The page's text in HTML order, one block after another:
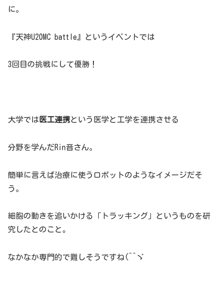
に。
『天神U20MC battle』というイベントでは
3回目の挑戦にして優勝！
大学では 医工連携という医学と工学を連携させる
分野を学んだRin音さん。
簡単に言えば治療に使うロボットのようなイメージだそ
う。
細胞の動きを追いかける「トラッキング」というものを研
究したとのこと。
なかなか専門的で難しそうですね(^^ゞ